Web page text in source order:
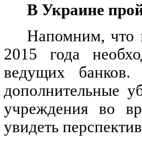
В Украине
Напомним, что
2015 года
ведущих банков.
дополнительные
учреждения во
увидеть